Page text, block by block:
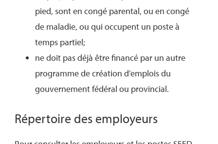
pied, sont en congé parental, ou en congé
de maladie, ou qui occupent un poste à
temps partiel;
ne doit pas déjà être financé par un autre
programme de création d’emplois du
gouvernement fédéral ou provincial.
Répertoire des employeurs